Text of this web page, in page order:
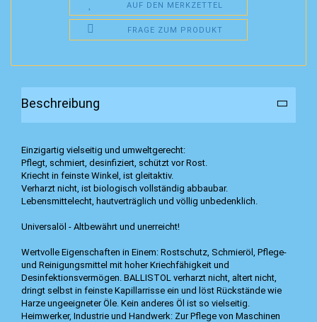
AUF DEN MERKZETTEL
FRAGE ZUM PRODUKT
Beschreibung
Einzigartig vielseitig und umweltgerecht:
Pflegt, schmiert, desinfiziert, schützt vor Rost.
Kriecht in feinste Winkel, ist gleitaktiv.
Verharzt nicht, ist biologisch vollständig abbaubar.
Lebensmittelecht, hautverträglich und völlig unbedenklich.
Universalöl - Altbewährt und unerreicht!
Wertvolle Eigenschaften in Einem: Rostschutz, Schmieröl, Pflege-
und Reinigungsmittel mit hoher Kriechfähigkeit und
Desinfektionsvermögen. BALLISTOL verharzt nicht, altert nicht,
dringt selbst in feinste Kapillarrisse ein und löst Rückstände wie
Harze ungeeigneter Öle. Kein anderes Öl ist so vielseitig.
Heimwerker, Industrie und Handwerk: Zur Pflege von Maschinen